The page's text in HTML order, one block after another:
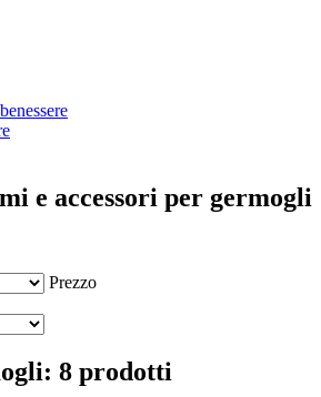
e accessori per germogli
Prezzo
8 prodotti